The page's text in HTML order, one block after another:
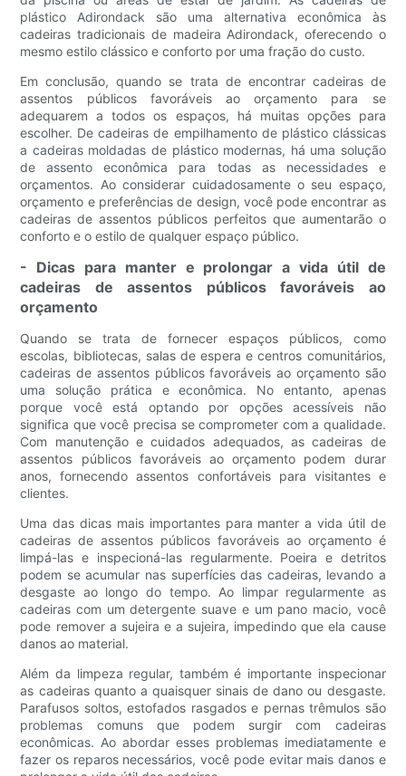
plástico Adirondack são uma alternativa econômica às
cadeiras tradicionais de madeira Adirondack, oferecendo o
mesmo estilo clássico e conforto por uma fração do custo.
Em conclusão, quando se trata de encontrar cadeiras de
assentos públicos favoráveis ​​ao orçamento para se
adequarem a todos os espaços, há muitas opções para
escolher. De cadeiras de empilhamento de plástico clássicas
a cadeiras moldadas de plástico modernas, há uma solução
de assento econômica para todas as necessidades e
orçamentos. Ao considerar cuidadosamente o seu espaço,
orçamento e preferências de design, você pode encontrar as
cadeiras de assentos públicos perfeitos que aumentarão o
conforto e o estilo de qualquer espaço público.
- Dicas para manter e prolongar a vida útil de
cadeiras de assentos públicos favoráveis ​​ao
orçamento
Quando se trata de fornecer espaços públicos, como
escolas, bibliotecas, salas de espera e centros comunitários,
cadeiras de assentos públicos favoráveis ​​ao orçamento são
uma solução prática e econômica. No entanto, apenas
porque você está optando por opções acessíveis não
significa que você precisa se comprometer com a qualidade.
Com manutenção e cuidados adequados, as cadeiras de
assentos públicos favoráveis ​​ao orçamento podem durar
anos, fornecendo assentos confortáveis ​​para visitantes e
clientes.
Uma das dicas mais importantes para manter a vida útil de
cadeiras de assentos públicos favoráveis ​​ao orçamento é
limpá-las e inspecioná-las regularmente. Poeira e detritos
podem se acumular nas superfícies das cadeiras, levando a
desgaste ao longo do tempo. Ao limpar regularmente as
cadeiras com um detergente suave e um pano macio, você
pode remover a sujeira e a sujeira, impedindo que ela cause
danos ao material.
Além da limpeza regular, também é importante inspecionar
as cadeiras quanto a quaisquer sinais de dano ou desgaste.
Parafusos soltos, estofados rasgados e pernas trêmulos são
problemas comuns que podem surgir com cadeiras
econômicas. Ao abordar esses problemas imediatamente e
fazer os reparos necessários, você pode evitar mais danos e